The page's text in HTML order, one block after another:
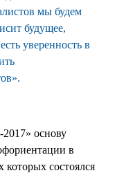
мы будем
будущее,
уверенность в
основу
в
которых состоялся